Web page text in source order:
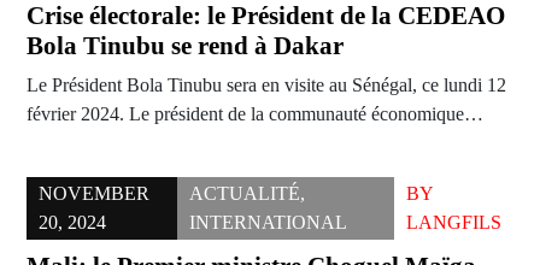
Crise électorale: le Président de la CEDEAO
Bola Tinubu se rend à Dakar
Le Président Bola Tinubu sera en visite au Sénégal, ce lundi 12
février 2024. Le président de la communauté économique…
NOVEMBER
20, 2024
ACTUALITÉ,
INTERNATIONAL
BY
LANGFILS